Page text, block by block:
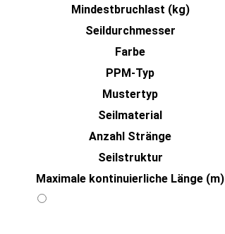
Mindestbruchlast (kg)
Seildurchmesser
Farbe
PPM-Typ
Mustertyp
Seilmaterial
Anzahl Stränge
Seilstruktur
Maximale kontinuierliche Länge (m)